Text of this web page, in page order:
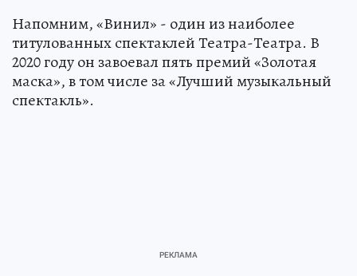
Напомним, «Винил» - один из наиболее
титулованных спектаклей Театра-Театра. В
2020 году он завоевал пять премий «Золотая
маска», в том числе за «Лучший музыкальный
спектакль».